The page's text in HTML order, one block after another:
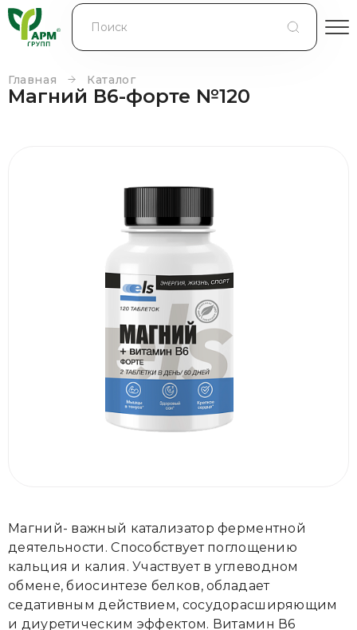
КОНТРАКТНОЕ ПРОИЗВОДСТВО
Главная Каталог
Магний В6-форте №120
Магний- важный катализатор ферментной
деятельности. Способствует поглощению
кальция и калия. Участвует в углеводном
обмене, биосинтезе белков, обладает
седативным действием, сосудорасширяющим
и диуретическим эффектом. Витамин В6